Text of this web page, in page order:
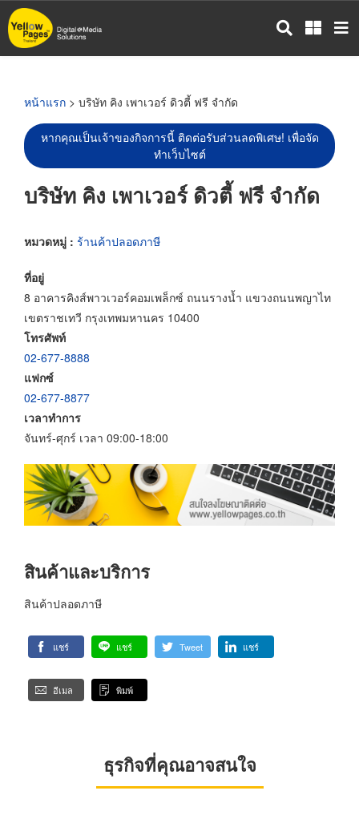
ข้าม
ไป
หน้าแรก > บริษัท คิง เพาเวอร์ ดิวตี้ ฟรี จำกัด
หากคุณเป็นเจ้าของกิจการนี้ ติดต่อรับส่วนลดพิเศษ! เพื่อจัด
ทำเว็บไซต์
บริษัท คิง เพาเวอร์ ดิวตี้ ฟรี จำกัด
หมวดหมู่ : ร้านค้าปลอดภาษี
ที่อยู่
8 อาคารคิงส์พาวเวอร์คอมเพล็กซ์ ถนนรางน้ำ แขวงถนนพญาไท
เขตราชเทวี กรุงเทพมหานคร 10400
โทรศัพท์
02-677-8888
แฟกซ์
02-677-8877
เวลาทำการ
จันทร์-ศุกร์ เวลา 09:00-18:00
สินค้าและบริการ
สินค้าปลอดภาษี
แชร์ แชร์ Tweet แชร์
อีเมล พิมพ์
ธุรกิจที่คุณอาจสนใจ